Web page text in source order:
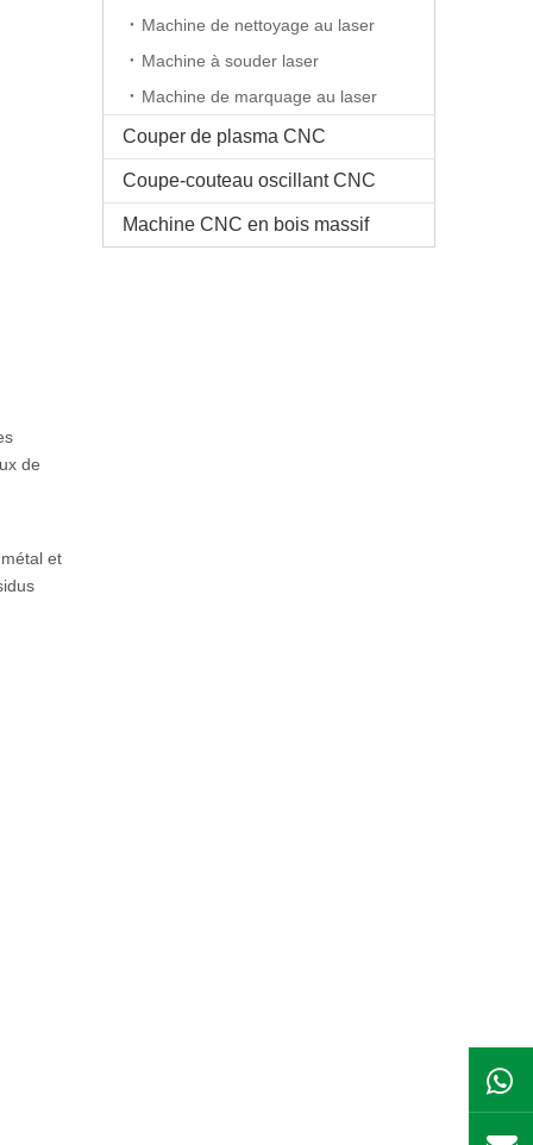
de
et
Machine de nettoyage au laser
Machine à souder laser
Machine de marquage au laser
Couper de plasma CNC
Coupe-couteau oscillant CNC
Machine CNC en bois massif